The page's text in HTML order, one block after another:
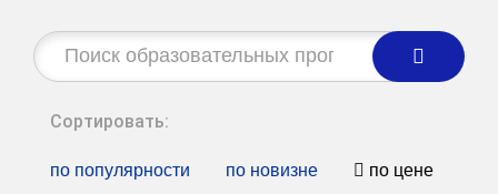
Строка
поиска:
Сортировать:
по популярности по новизне по цене